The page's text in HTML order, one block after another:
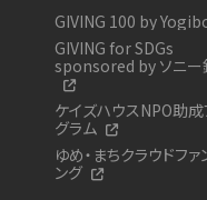
GIVING 100 by
GIVING for SDGs
sponsored by ソニー
ケイズハウスNPO助成
グラム
ゆめ・まちクラウドファ
ング